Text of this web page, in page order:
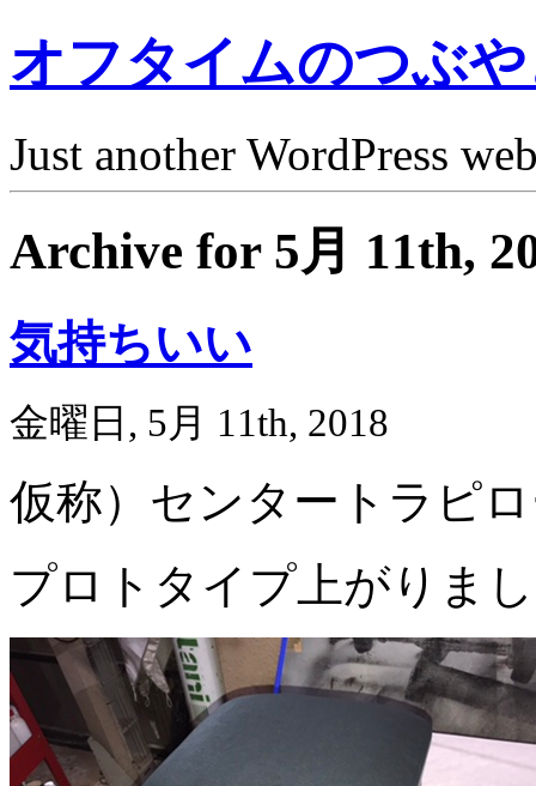
オフタイムのつぶ
Just another WordPress
Archive for 5月 11th,
気持ちいい
金曜日, 5月 11th, 2018
仮称）センタートラピ
プロトタイプ上がりま